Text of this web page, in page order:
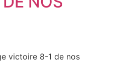
victoire 8-1 de nos